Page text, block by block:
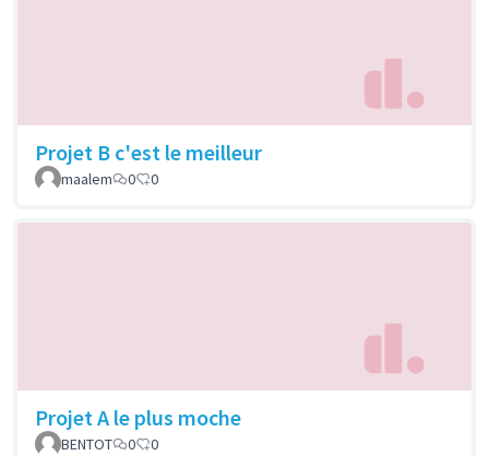
Projet B c'est le meilleur
maalem 0 0
Projet A le plus moche
BENTOT 0 0